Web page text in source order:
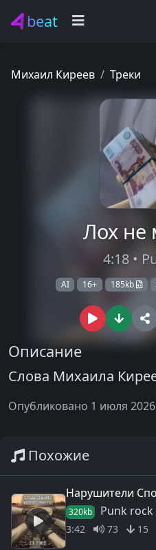
beat
Михаил Киреев Треки
Лох не
4:18 •
AI 16+ 185kb
Описание
Слова Михаила
Опубликовано 1 июля 2026
Похожие
Нарушители
320kb Punk rock
3:42 73 15